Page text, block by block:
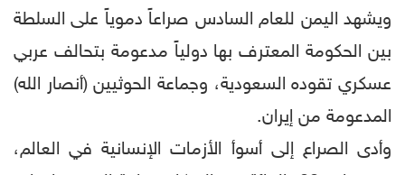
ويشهد اليمن للعام السادس صراعاً دموياً على السلطة
بين الحكومة المعترف بها دولياً مدعومة بتحالف عربي
عسكري تقوده السعودية، وجماعة الحوثيين (أنصار الله)
المدعومة من إيران.
وأدى الصراع إلى أسوأ الأزمات الإنسانية في العالم،